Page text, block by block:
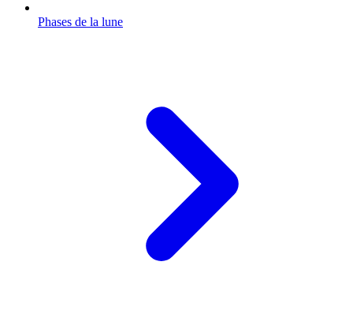
Phases de la lune